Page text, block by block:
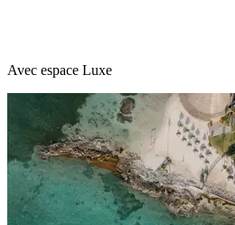
Avec espace Luxe